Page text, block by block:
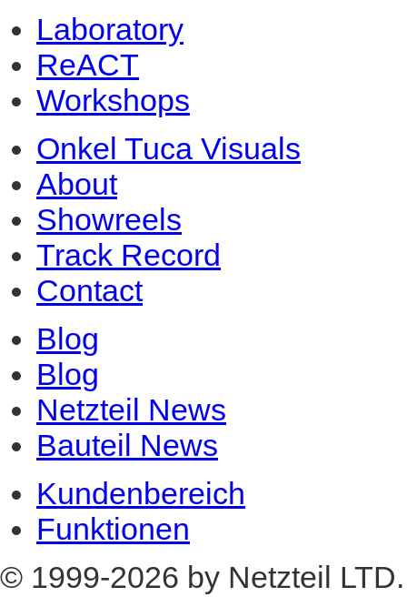
Laboratory
ReACT
Workshops
Onkel Tuca Visuals
About
Showreels
Track Record
Contact
Blog
Blog
Netzteil News
Bauteil News
Kundenbereich
Funktionen
© 1999-2026 by Netzteil